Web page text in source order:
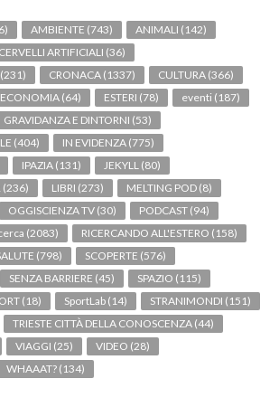
AMBIENTE (743) ANIMALI (142)
CERVELLI ARTIFICIALI (36)
(231) CRONACA (1337) CULTURA (366)
ECONOMIA (64) ESTERI (78) eventi (187)
GRAVIDANZA E DINTORNI (53)
(404) IN EVIDENZA (775)
IPAZIA (131) JEKYLL (80)
(236) LIBRI (273) MELTING POD (8)
OGGISCIENZA TV (30) PODCAST (94)
(2083) RICERCANDO ALL'ESTERO (158)
(798) SCOPERTE (576)
SENZA BARRIERE (45) SPAZIO (115)
(18) SportLab (14) STRANIMONDI (151)
TRIESTE CITTÀ DELLA CONOSCENZA (44)
VIAGGI (25) VIDEO (28)
WHAAAT? (134)